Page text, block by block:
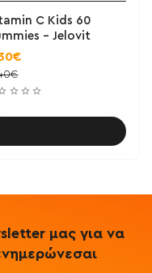
C Kids 60
- Jelovit
μας για να